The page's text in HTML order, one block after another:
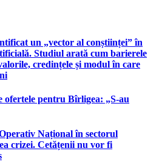
un „vector al conștiinței” în
Studiul arată cum barierele
credințele și modul în care
ofertele pentru Bîrligea: „S-au
Național în sectorul
crizei. Cetățenii nu vor fi